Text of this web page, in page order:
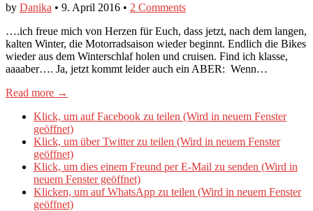
by Danika • 9. April 2016 • 2 Comments
….ich freue mich von Herzen für Euch, dass jetzt, nach dem langen,
kalten Winter, die Motorradsaison wieder beginnt. Endlich die Bikes
wieder aus dem Winterschlaf holen und cruisen. Find ich klasse,
aaaaber…. Ja, jetzt kommt leider auch ein ABER: Wenn…
Read more →
Klick, um auf Facebook zu teilen (Wird in neuem Fenster
geöffnet)
Klick, um über Twitter zu teilen (Wird in neuem Fenster
geöffnet)
Klick, um dies einem Freund per E-Mail zu senden (Wird in
neuem Fenster geöffnet)
Klicken, um auf WhatsApp zu teilen (Wird in neuem Fenster
geöffnet)